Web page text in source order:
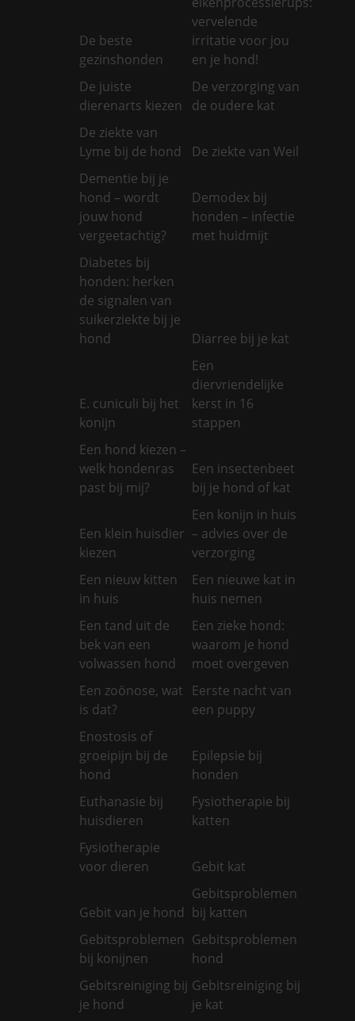
De beste
gezinshonden
vervelende
irritatie voor jou
en je hond!
De juiste
dierenarts kiezen
De verzorging van
de oudere kat
De ziekte van
Lyme bij de hond
De ziekte van Weil
Dementie bij je
hond – wordt
jouw hond
vergeetachtig?
Demodex bij
honden – infectie
met huidmijt
Diabetes bij
honden: herken
de signalen van
suikerziekte bij je
hond
Diarree bij je kat
E. cuniculi bij het
konijn
Een
diervriendelijke
kerst in 16
stappen
Een hond kiezen –
welk hondenras
past bij mij?
Een insectenbeet
bij je hond of kat
Een klein huisdier
kiezen
Een konijn in huis
– advies over de
verzorging
Een nieuw kitten
in huis
Een nieuwe kat in
huis nemen
Een tand uit de
bek van een
volwassen hond
Een zieke hond:
waarom je hond
moet overgeven
Een zoönose, wat
is dat?
Eerste nacht van
een puppy
Enostosis of
groeipijn bij de
hond
Epilepsie bij
honden
Euthanasie bij
huisdieren
Fysiotherapie bij
katten
Fysiotherapie
voor dieren
Gebit kat
Gebit van je hond
Gebitsproblemen
bij katten
Gebitsproblemen
bij konijnen
Gebitsproblemen
hond
Gebitsreiniging bij
je hond
Gebitsreiniging bij
je kat